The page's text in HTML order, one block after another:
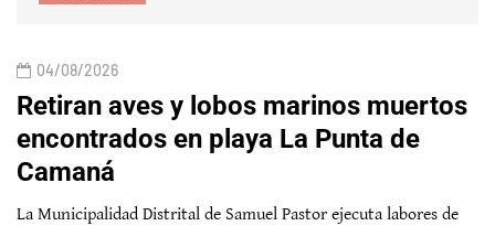
04/08/2026
Retiran aves y lobos marinos muertos
encontrados en playa La Punta de
Camaná
La Municipalidad Distrital de Samuel Pastor ejecuta labores de